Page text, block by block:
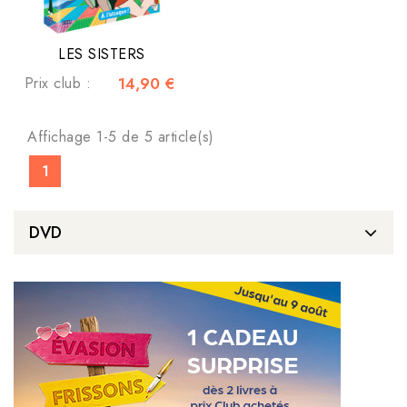
LES SISTERS
Prix club :
14,90 €
Affichage 1-5 de 5 article(s)
1
DVD